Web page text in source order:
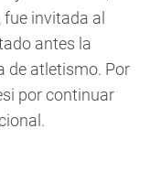
invitada al
antes la
de atletismo. Por
por continuar